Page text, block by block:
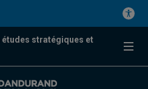
études stratégiques et